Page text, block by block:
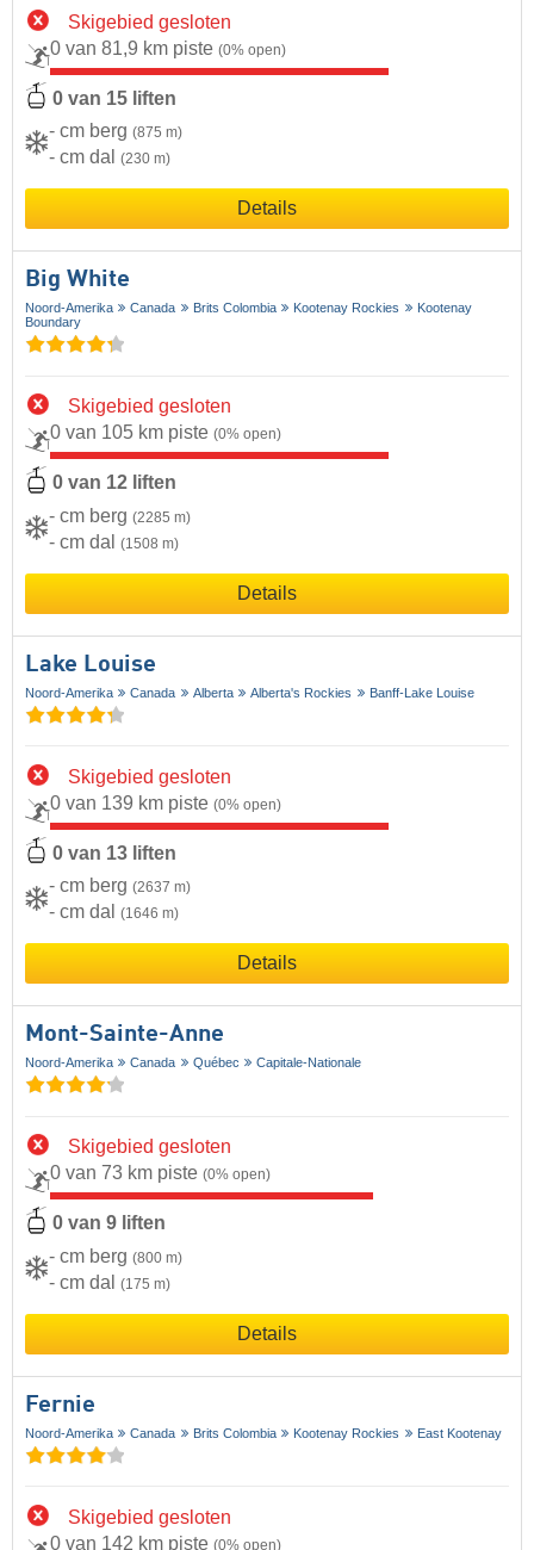
Skigebied gesloten
0 van 81,9 km piste (0% open)
0 van 15 liften
- cm berg (875 m)
- cm dal (230 m)
Details
Big White
Noord-Amerika Canada Brits Colombia Kootenay Rockies
Kootenay
Boundary
Skigebied gesloten
0 van 105 km piste (0% open)
0 van 12 liften
- cm berg (2285 m)
- cm dal (1508 m)
Details
Lake Louise
Noord-Amerika Canada Alberta Alberta's Rockies Banff-Lake Louise
Skigebied gesloten
0 van 139 km piste (0% open)
0 van 13 liften
- cm berg (2637 m)
- cm dal (1646 m)
Details
Mont-Sainte-Anne
Noord-Amerika Canada Québec Capitale-Nationale
Skigebied gesloten
0 van 73 km piste (0% open)
0 van 9 liften
- cm berg (800 m)
- cm dal (175 m)
Details
Fernie
Noord-Amerika Canada Brits Colombia Kootenay Rockies East Kootenay
Skigebied gesloten
0 van 142 km piste (0% open)